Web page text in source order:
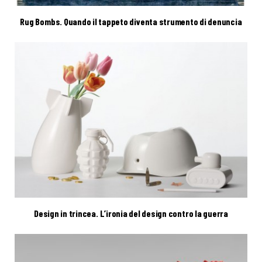
Rug Bombs. Quando il tappeto diventa strumento di denuncia
Design in trincea. L’ironia del design contro la guerra